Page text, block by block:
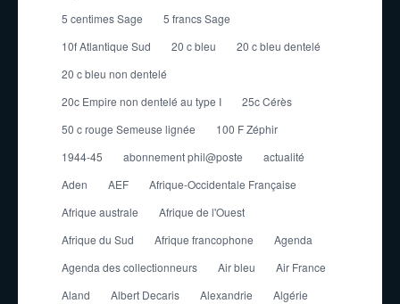
5 centimes Sage
5 francs Sage
10f Atlantique Sud
20 c bleu
20 c bleu dentelé
20 c bleu non dentelé
20c Empire non dentelé au type I
25c Cérès
50 c rouge Semeuse lignée
100 F Zéphir
1944-45
abonnement phil@poste
actualité
Aden
AEF
Afrique-Occidentale Française
Afrique australe
Afrique de l'Ouest
Afrique du Sud
Afrique francophone
Agenda
Agenda des collectionneurs
Air bleu
Air France
Aland
Albert Decaris Alexandrie
Algérie